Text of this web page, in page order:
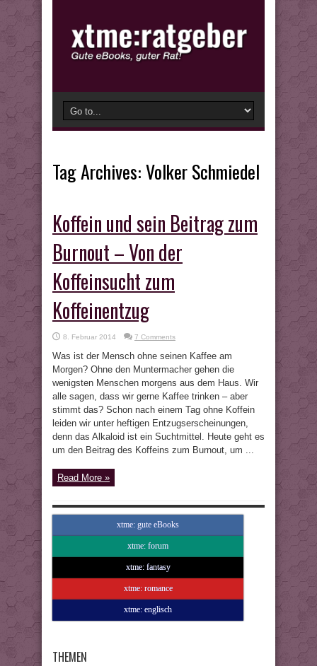
Tag Archives:Volker Schmiedel
Koffein und sein Beitrag zum
Burnout – Von der
Koffeinsucht zum
Koffeinentzug
8. Februar 2014 7 Comments
Was ist der Mensch ohne seinen Kaffee am
Morgen? Ohne den Muntermacher gehen die
wenigsten Menschen morgens aus dem Haus. Wir
alle sagen, dass wir gerne Kaffee trinken – aber
stimmt das? Schon nach einem Tag ohne Koffein
leiden wir unter heftigen Entzugserscheinungen,
denn das Alkaloid ist ein Suchtmittel. Heute geht es
um den Beitrag des Koffeins zum Burnout, um ...
Read More »
xtme: gute eBooks
xtme: forum
xtme: fantasy
xtme: romance
xtme: englisch
THEMEN